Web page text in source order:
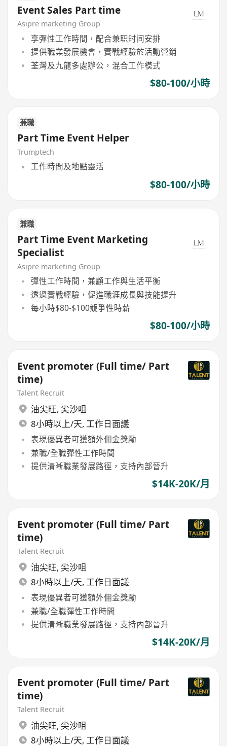
Event Sales Part time
Asipre marketing Group
享彈性工作時間，配合兼职时间安排
提供職業發展機會，實戰經驗於活動營銷
荃灣及九龍多處辦公，混合工作模式
$80-100/小時
兼職
Part Time Event Helper
Trumptech
工作時間及地點靈活
$80-100/小時
兼職
Part Time Event Marketing
Specialist
Asipre marketing Group
彈性工作時間，兼顧工作與生活平衡
透過實戰經驗，促進職涯成長與技能提升
每小時$80-$100競爭性時薪
$80-100/小時
Event promoter (Full time/ Part
time)
Talent Recruit
油尖旺, 尖沙咀
8小時以上/天, 工作日面議
表現優異者可獲額外佣金獎勵
兼職/全職彈性工作時間
提供清晰職業發展路徑，支持內部晉升
$14K-20K/月
Event promoter (Full time/ Part
time)
Talent Recruit
油尖旺, 尖沙咀
8小時以上/天, 工作日面議
表現優異者可獲額外佣金獎勵
兼職/全職彈性工作時間
提供清晰職業發展路徑，支持內部晉升
$14K-20K/月
Event promoter (Full time/ Part
time)
Talent Recruit
油尖旺, 尖沙咀
8小時以上/天, 工作日面議